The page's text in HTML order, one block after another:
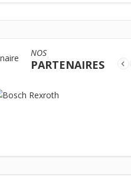
NOS
PARTENAIRES